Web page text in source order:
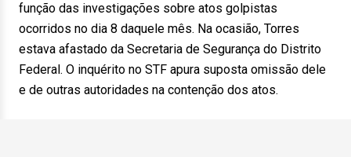
função das investigações sobre atos golpistas
ocorridos no dia 8 daquele mês. Na ocasião, Torres
estava afastado da Secretaria de Segurança do Distrito
Federal. O inquérito no STF apura suposta omissão dele
e de outras autoridades na contenção dos atos.